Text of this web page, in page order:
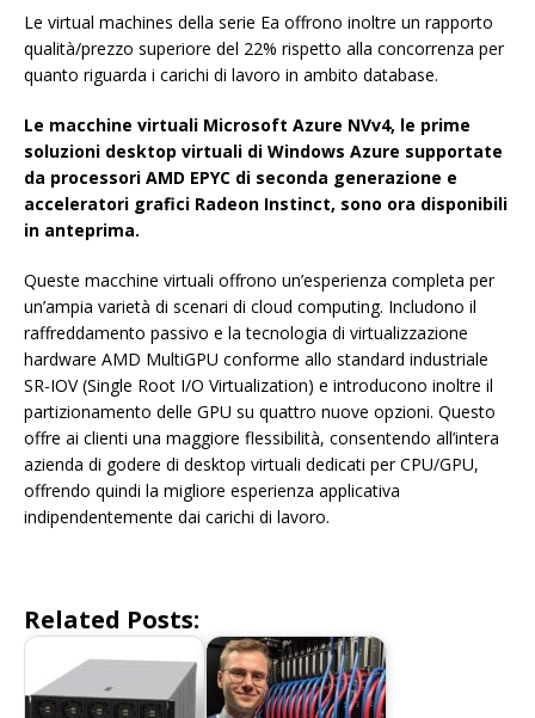
Le virtual machines della serie Ea offrono inoltre un rapporto
qualità/prezzo superiore del 22% rispetto alla concorrenza per
quanto riguarda i carichi di lavoro in ambito database.
Le macchine virtuali Microsoft Azure NVv4, le prime
soluzioni desktop virtuali di Windows Azure supportate
da processori AMD EPYC di seconda generazione e
acceleratori grafici Radeon Instinct, sono ora disponibili
in anteprima.
Queste macchine virtuali offrono un’esperienza completa per
un’ampia varietà di scenari di cloud computing. Includono il
raffreddamento passivo e la tecnologia di virtualizzazione
hardware AMD MultiGPU conforme allo standard industriale
SR-IOV (Single Root I/O Virtualization) e introducono inoltre il
partizionamento delle GPU su quattro nuove opzioni. Questo
offre ai clienti una maggiore flessibilità, consentendo all’intera
azienda di godere di desktop virtuali dedicati per CPU/GPU,
offrendo quindi la migliore esperienza applicativa
indipendentemente dai carichi di lavoro.
Related Posts: